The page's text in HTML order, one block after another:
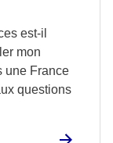
est-il
mon
une France
questions